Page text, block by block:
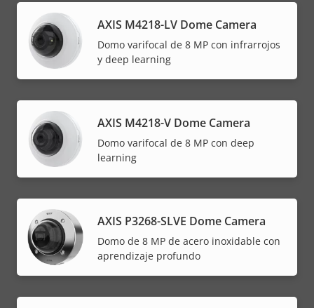
AXIS M4218-LV Dome Camera
Domo varifocal de 8 MP con infrarrojos
y deep learning
AXIS M4218-V Dome Camera
Domo varifocal de 8 MP con deep
learning
AXIS P3268-SLVE Dome Camera
Domo de 8 MP de acero inoxidable con
aprendizaje profundo